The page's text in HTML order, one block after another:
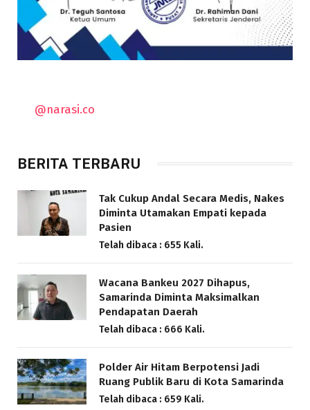
@narasi.co
BERITA TERBARU
Tak Cukup Andal Secara Medis, Nakes
Diminta Utamakan Empati kepada
Pasien
Telah dibaca : 655 Kali.
Wacana Bankeu 2027 Dihapus,
Samarinda Diminta Maksimalkan
Pendapatan Daerah
Telah dibaca : 666 Kali.
Polder Air Hitam Berpotensi Jadi
Ruang Publik Baru di Kota Samarinda
Telah dibaca : 659 Kali.